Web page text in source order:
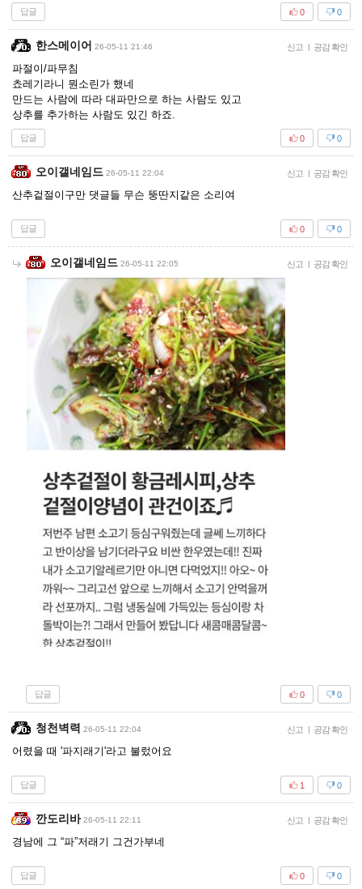
답글 0
0
한스메이어 26-05-11 21:46 신고 | 공감 확인
파절이/파무침
쵸레기라니 뭔소린가 했네
만드는 사람에 따라 대파만으로 하는 사람도 있고
상추를 추가하는 사람도 있긴 하죠.
답글 0
0
오이갤네임드 26-05-11 22:04 신고 | 공감 확인
산추겉절이구만 댓글들 무슨 뚱딴지같은 소리여
답글 0
0
오이갤네임드 26-05-11 22:05 신고 | 공감 확인
답글 0
0
청천벽력 26-05-11 22:04 신고 | 공감 확인
어렸을 때 '파지래기'라고 불렀어요
답글 0
1
깐도리바 26-05-11 22:11 신고 | 공감 확인
경남에 그 “파”저래기 그건가부네
답글 0
0